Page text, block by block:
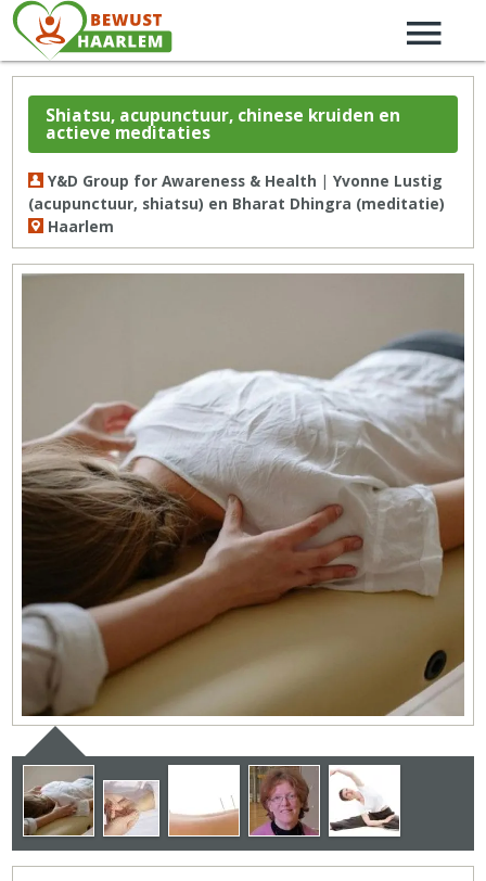
Shiatsu, acupunctuur, chinese kruiden en
actieve meditaties
Y&D Group for Awareness & Health | Yvonne Lustig
(acupunctuur, shiatsu) en Bharat Dhingra (meditatie)
Haarlem